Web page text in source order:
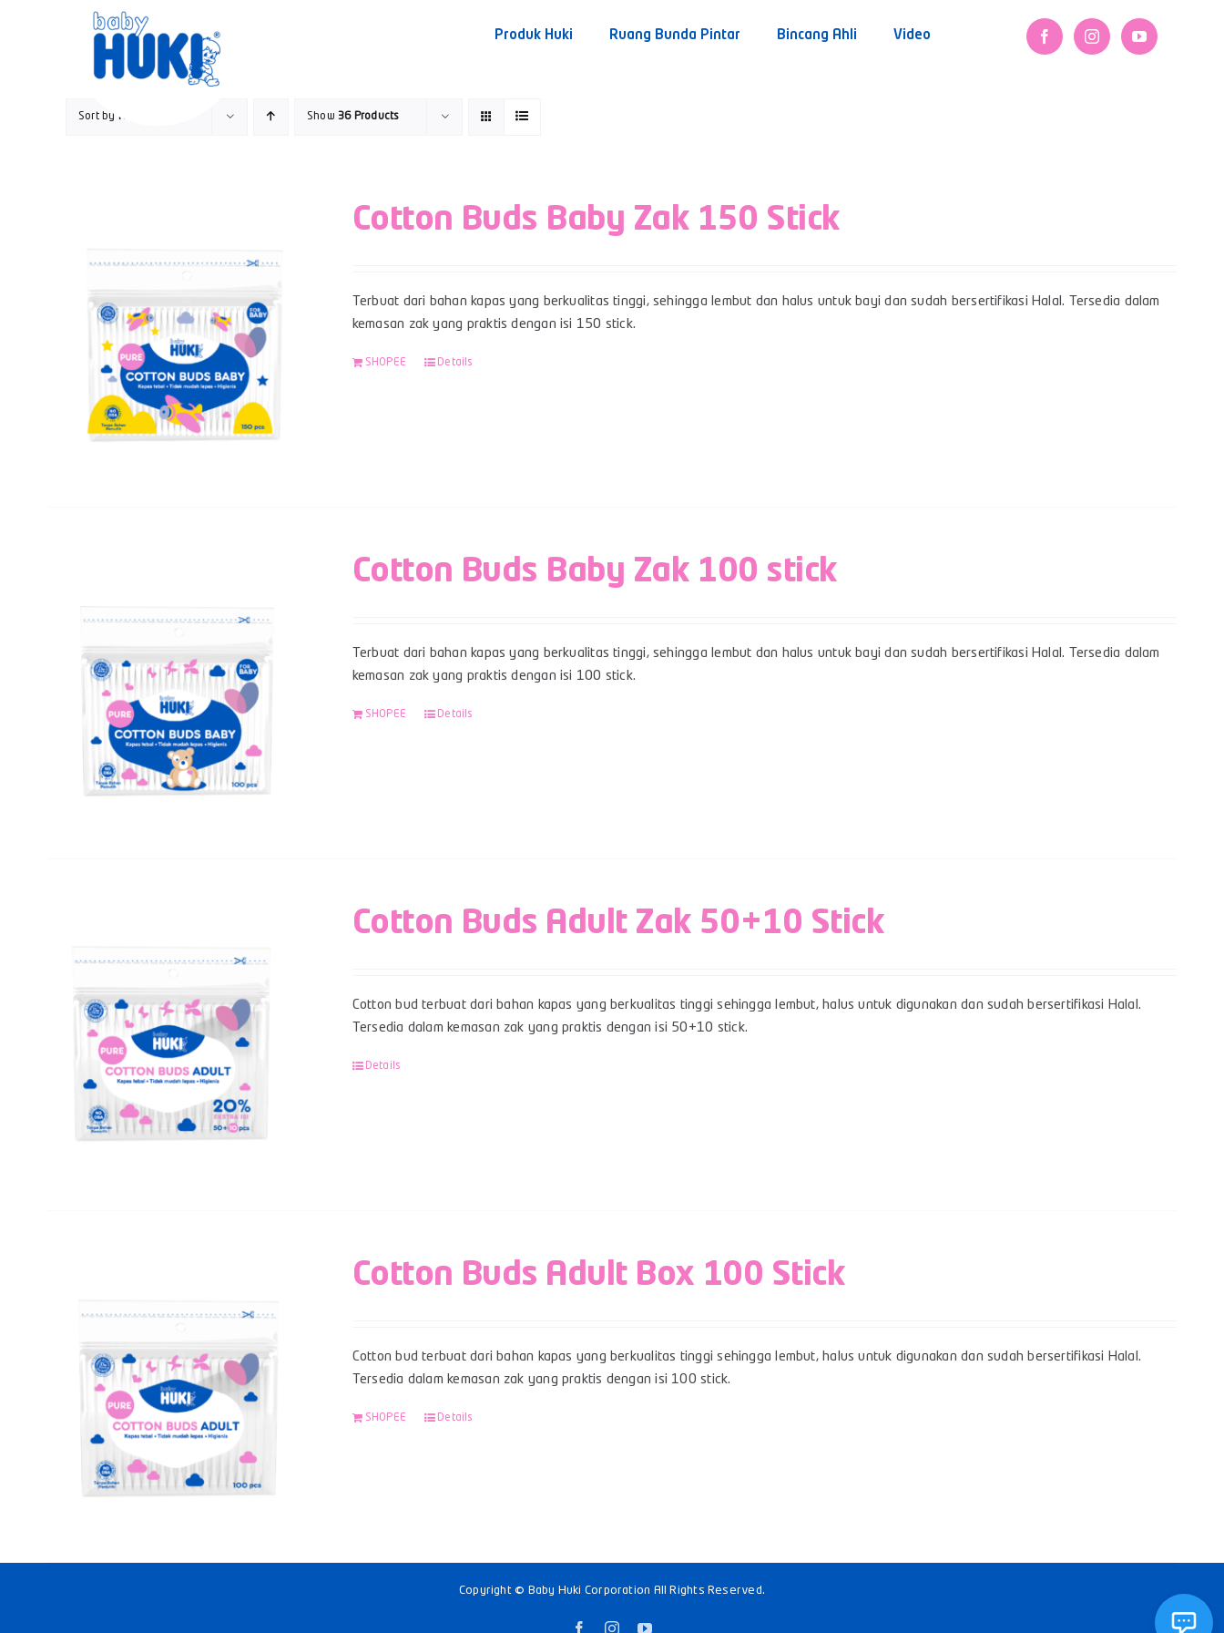
Produk Huki Ruang Bunda Pintar Bincang Ahli Video
Sort by Name Show36 Products
Cotton Buds Baby Zak 150 Stick
Terbuat dari bahan kapas yang berkualitas tinggi, sehingga lembut dan halus untuk bayi dan sudah bersertifikasi Halal. Tersedia dalam
kemasan zak yang praktis dengan isi 150 stick.
SHOPEE Details
Cotton Buds Baby Zak 100 stick
Terbuat dari bahan kapas yang berkualitas tinggi, sehingga lembut dan halus untuk bayi dan sudah bersertifikasi Halal. Tersedia dalam
kemasan zak yang praktis dengan isi 100 stick.
SHOPEE Details
Cotton Buds Adult Zak 50+10 Stick
Cotton bud terbuat dari bahan kapas yang berkualitas tinggi sehingga lembut, halus untuk digunakan dan sudah bersertifikasi Halal.
Tersedia dalam kemasan zak yang praktis dengan isi 50+10 stick.
Details
Cotton Buds Adult Box 100 Stick
Cotton bud terbuat dari bahan kapas yang berkualitas tinggi sehingga lembut, halus untuk digunakan dan sudah bersertifikasi Halal.
Tersedia dalam kemasan zak yang praktis dengan isi 100 stick.
SHOPEE Details
Copyright © Baby Huki Corporation All Rights Reserved.
FacebookInstagramYouTube